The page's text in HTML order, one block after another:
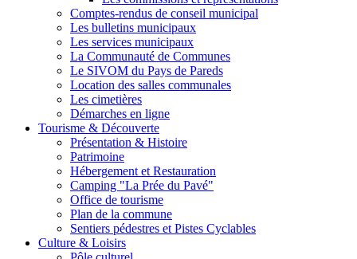
Comptes-rendus de conseil municipal
Les bulletins municipaux
Les services municipaux
La Communauté de Communes
Le SIVOM du Pays de Pareds
Location des salles communales
Les cimetières
Démarches en ligne
Tourisme & Découverte
Présentation & Histoire
Patrimoine
Hébergement et Restauration
Camping "La Prée du Pavé"
Office de tourisme
Plan de la commune
Sentiers pédestres et Pistes Cyclables
Culture & Loisirs